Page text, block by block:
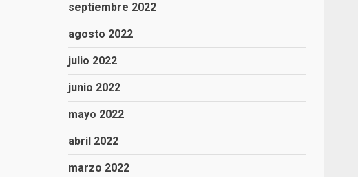
septiembre 2022
agosto 2022
julio 2022
junio 2022
mayo 2022
abril 2022
marzo 2022